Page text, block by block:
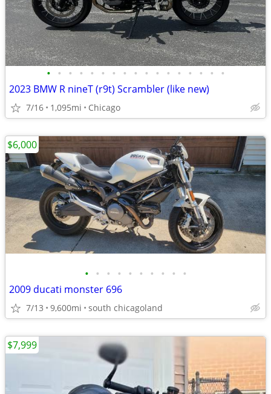
• • • • • • • • • • • • • • • • •
2023 BMW R nineT (r9t) Scrambler (like new)
7/16 1,095mi Chicago
• • • • • • • • • •
2009 ducati monster 696
7/13 9,600mi south chicagoland
$6,000
$7,999